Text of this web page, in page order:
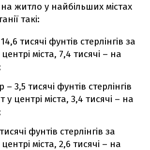
на житло у найбільших містах
такі:
тисячі фунтів стерлінгів за
міста, 7,4 тисячі – на
3,5 тисячі фунтів стерлінгів
у центрі міста, 3,4 тисячі – на
фунтів стерлінгів за
міста, 2,6 тисячі – на